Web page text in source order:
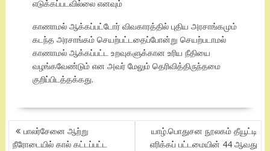
எடுக்கப்படவில்லை எனவும்
காணாமல் ஆக்கப்பட்டோர் விவகாரத்தில் புதிய அரசாங்கமும்
கடந்த அரசாங்கம் செயற்பட்டதைப்போன்று செயற்படாமல்
காணாமல் ஆக்கப்பட்ட உறவுகளுக்கான உரிய நீதியை
வழங்கவேண்டும் என அவர் மேலும் தெரிவித்திருந்தமை
குறிப்பிடத்தக்கது.
POST
NAVIGATION
பாலர்சேனை ஆற்று
நீரோடையில் கால் கட்டப்பட்ட
யாழ்.பொதுசன நூலகம் தீயூட்டி
எரிக்கப் பட்டமையின் 44 ஆவது